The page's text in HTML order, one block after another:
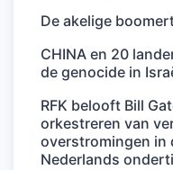
De akelige
CHINA en 20
de genocide in
RFK belooft Bill
orkestreren van
overstromingen in
Nederlands